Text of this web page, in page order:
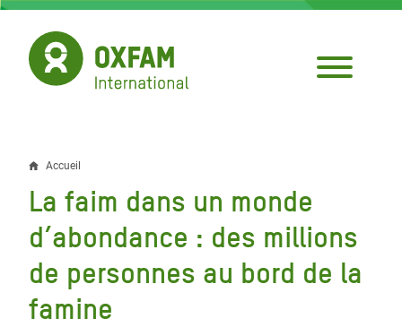
Aller
contenu
principal
Fil
d'Ariane
Accueil
La faim dans un monde
d’abondance : des millions
de personnes au bord de la
famine